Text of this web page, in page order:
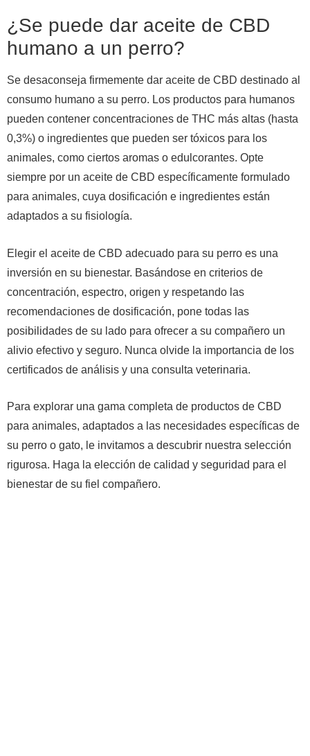
¿Se puede dar aceite de CBD
humano a un perro?
Se desaconseja firmemente dar aceite de CBD destinado al
consumo humano a su perro. Los productos para humanos
pueden contener concentraciones de THC más altas (hasta
0,3%) o ingredientes que pueden ser tóxicos para los
animales, como ciertos aromas o edulcorantes. Opte
siempre por un aceite de CBD específicamente formulado
para animales, cuya dosificación e ingredientes están
adaptados a su fisiología.
Elegir el aceite de CBD adecuado para su perro es una
inversión en su bienestar. Basándose en criterios de
concentración, espectro, origen y respetando las
recomendaciones de dosificación, pone todas las
posibilidades de su lado para ofrecer a su compañero un
alivio efectivo y seguro. Nunca olvide la importancia de los
certificados de análisis y una consulta veterinaria.
Para explorar una gama completa de productos de CBD
para animales, adaptados a las necesidades específicas de
su perro o gato, le invitamos a descubrir nuestra selección
rigurosa. Haga la elección de calidad y seguridad para el
bienestar de su fiel compañero.